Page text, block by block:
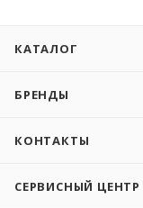
КАТАЛОГ
БРЕНДЫ
КОНТАКТЫ
СЕРВИСНЫЙ ЦЕНТР